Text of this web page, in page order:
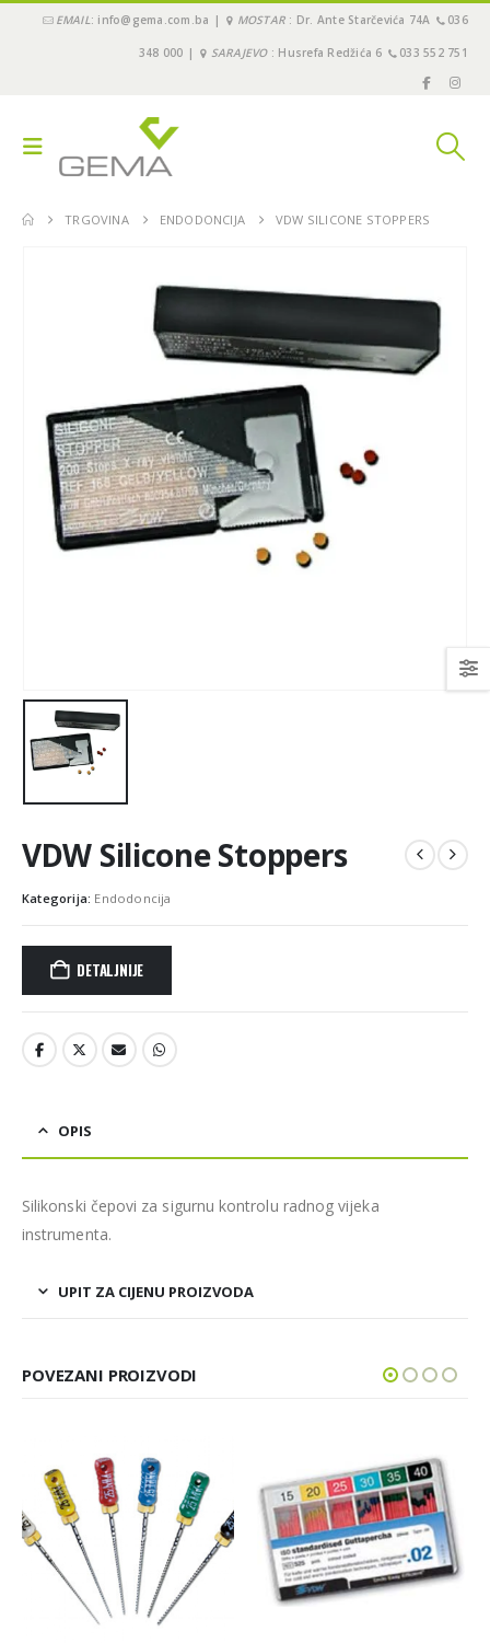
EMAIL: info@gema.com.ba | MOSTAR : Dr. Ante Starčevića 74A 036
348 000 | SARAJEVO: Husrefa Redžića 6 033 552 751
TRGOVINA ENDODONCIJA VDW SILICONE STOPPERS
VDW Silicone Stoppers
Kategorija: Endodoncija
DETALJNIJE
OPIS
Silikonski čepovi za sigurnu kontrolu radnog vijeka
instrumenta.
UPIT ZA CIJENU PROIZVODA
POVEZANI PROIZVODI